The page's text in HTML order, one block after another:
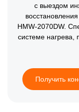
с выездом
HMW-2070DW.
системе нагрева,
контура и
городского
позволяет
без перевозки
Получить